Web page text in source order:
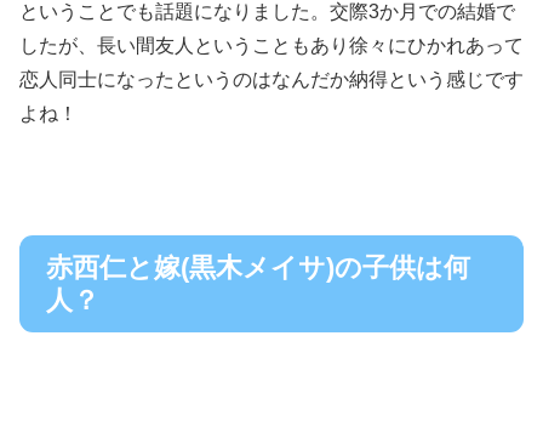
ということでも話題になりました。交際3か月での結婚で
したが、長い間友人ということもあり徐々にひかれあって
恋人同士になったというのはなんだか納得という感じです
よね！
赤西仁と嫁(黒木メイサ)の子供は何
人？